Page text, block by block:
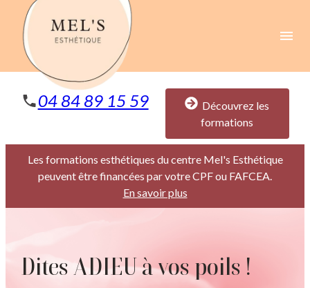
menu
04 84 89 15 59
Découvrez les
formations
Les formations esthétiques du centre Mel's Esthétique
peuvent être financées par votre CPF ou FAFCEA.
En savoir plus
Dites ADIEU à vos poils !
Panneau de gestion des cookies